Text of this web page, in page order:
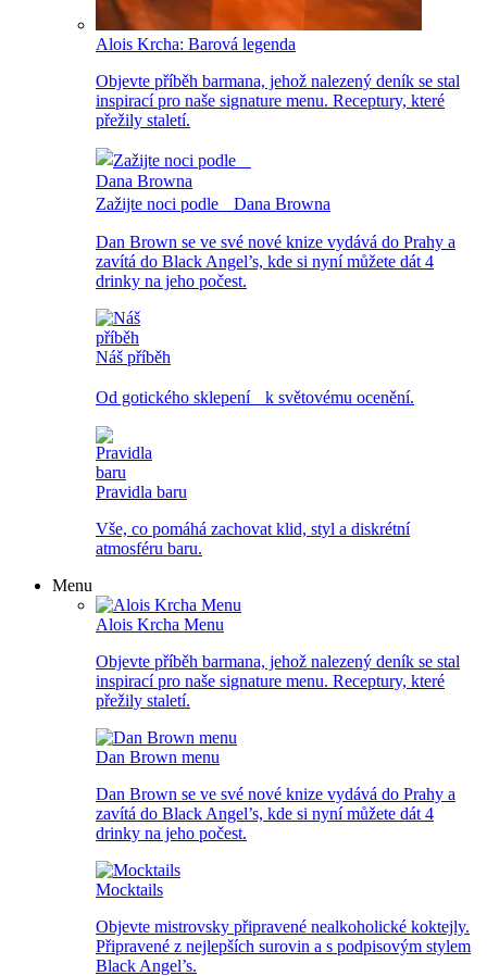
Alois Krcha: Barová legenda
Objevte příběh barmana, jehož nalezený deník se stal
inspirací pro naše signature menu. Receptury, které
přežily staletí.
Zažijte noci podle Dana Browna
Dan Brown se ve své nové knize vydává do Prahy a
zavítá do Black Angel’s, kde si nyní můžete dát 4
drinky na jeho počest.
Náš příběh
Od gotického sklepení k světovému ocenění.
Pravidla baru
Vše, co pomáhá zachovat klid, styl a diskrétní
atmosféru baru.
Menu
Alois Krcha Menu
Objevte příběh barmana, jehož nalezený deník se stal
inspirací pro naše signature menu. Receptury, které
přežily staletí.
Dan Brown menu
Dan Brown se ve své nové knize vydává do Prahy a
zavítá do Black Angel’s, kde si nyní můžete dát 4
drinky na jeho počest.
Mocktails
Objevte mistrovsky připravené nealkoholické koktejly.
Připravené z nejlepších surovin a s podpisovým stylem
Black Angel’s.